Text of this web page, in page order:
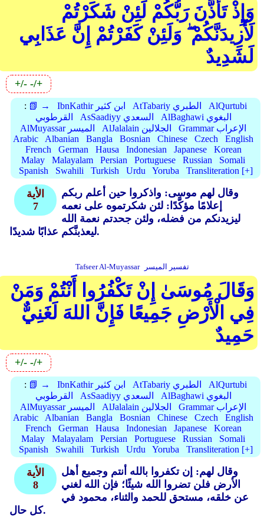
وَإِذْ تَأَذَّنَ رَبُّكُمْ لَئِنْ شَكَرْتُمْ
لَأَزِيدَنَّكُمْ ۖ وَلَئِنْ كَفَرْتُمْ إِنَّ عَذَابِي
لَشَدِيدٌ
+/- -/+
: 📗 → IbnKathir ابن كثير AtTabariy الطبري
AlQurtubi
القرطوبي
AsSaadiyy السعدي
AlBaghawi البغوي
AlMuyassar الميسر
AlJalalain الجلالين
Grammar الإعراب
Arabic
Albanian Bangla Bosnian Chinese Czech
English
French
German Hausa Indonesian Japanese
Korean
Malay
Malayalam Persian Portuguese Russian
Somali
Spanish
Swahili Turkish Urdu Yoruba Transliteration [+]
الأية
7
وقال لهم موسى: واذكروا حين أعلم ربكم
إعلامًا مؤكَّدًا: لئن شكرتموه على نعمه
ليزيدنكم من فضله، ولئن جحدتم نعمة الله
ليعذبنَّكم عذابًا شديدًا.
Tafseer Al-Muyassar تفسير الميسر
وَقَالَ مُوسَىٰ إِنْ تَكْفُرُوا أَنْتُمْ وَمَنْ
فِي الْأَرْضِ جَمِيعًا فَإِنَّ اللهَ لَغَنِيٌّ
حَمِيدٌ
+/- -/+
: 📗 → IbnKathir ابن كثير AtTabariy الطبري
AlQurtubi
القرطوبي
AsSaadiyy السعدي
AlBaghawi البغوي
AlMuyassar الميسر
AlJalalain الجلالين
Grammar الإعراب
Arabic
Albanian Bangla Bosnian Chinese Czech
English
French
German Hausa Indonesian Japanese
Korean
Malay
Malayalam Persian Portuguese Russian
Somali
Spanish
Swahili Turkish Urdu Yoruba Transliteration [+]
الأية
8
وقال لهم: إن تكفروا بالله أنتم وجميع أهل
الأرض فلن تضروا الله شيئًا؛ فإن الله لغني
عن خلقه، مستحق للحمد والثناء، محمود في
كل حال.